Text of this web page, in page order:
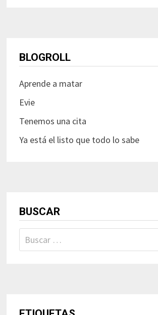
BLOGROLL
Aprende a matar
Evie
Tenemos una cita
Ya está el listo que todo lo sabe
BUSCAR
Buscar: